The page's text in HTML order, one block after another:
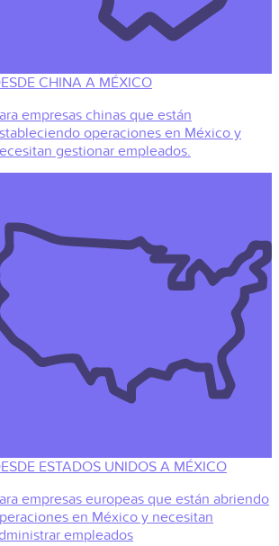
CHINA A MÉXICO
empresas chinas que están
operaciones en México y
gestionar empleados.
ESTADOS UNIDOS A MÉXICO
empresas europeas que están abriendo
en México y necesitan
empleados